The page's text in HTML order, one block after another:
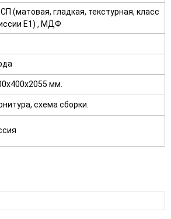
(матовая, гладкая, текстурная, класс
E1) , МДФ
мм.
схема сборки.